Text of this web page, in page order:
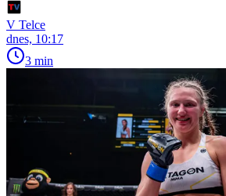
V Telce
dnes, 10:17
3 min